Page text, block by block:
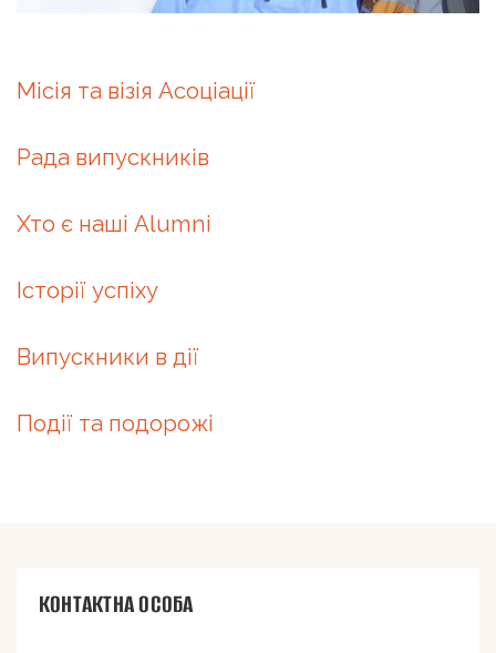
Місія та візія Асоціації
Рада випускників
Хто є наші Alumni
Історії успіху
Випускники в дії
Події та подорожі
КОНТАКТНА ОСОБА